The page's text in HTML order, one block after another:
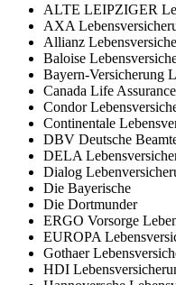
ALTE LEIPZIGER
AXA
Allianz
Baloise
Bayern-Versicherung
Canada Life
Condor
Continentale
DBV Deutsche
DELA
Dialog
Die Bayerische
Die Dortmunder
ERGO Vorsorge
EUROPA
Gothaer
HDI